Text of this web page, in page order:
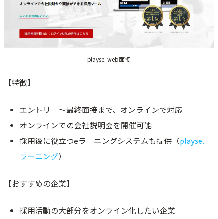
playse. web面接
【特徴】
エントリー～最終面接まで、オンラインで対応
オンラインでの会社説明会を開催可能
採用後に役立つeラーニングシステムも提供（playse.
ラーニング）
【おすすめの企業】
採用活動の大部分をオンライン化したい企業